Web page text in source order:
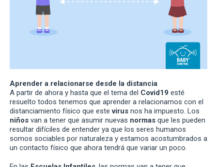
Aprender a relacionarse desde la distancia
A partir de ahora y hasta que el tema del Covid19 esté
resuelto todos tenemos que aprender a relacionarnos con el
distanciamiento físico que estevirus nos ha impuesto. Los
niños van a tener que asumir nuevas normas que les pueden
resultar difíciles de entender ya que los seres humanos
somos sociables por naturaleza y estamos acostumbrados a
un contacto físico que ahora tendrá que variar un poco.